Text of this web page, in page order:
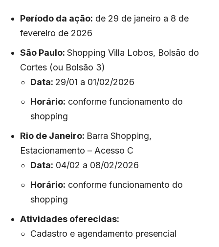
Período da ação: de 29 de janeiro a 8 de
fevereiro de 2026
São Paulo: Shopping Villa Lobos, Bolsão do
Cortes (ou Bolsão 3)
Data: 29/01 a 01/02/2026
Horário: conforme funcionamento do
shopping
Rio de Janeiro: Barra Shopping,
Estacionamento – Acesso C
Data: 04/02 a 08/02/2026
Horário: conforme funcionamento do
shopping
Atividades oferecidas:
Cadastro e agendamento presencial